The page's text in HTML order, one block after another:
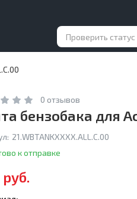
0 отзывов
бензобака для
21.WBTANKXXXX.ALL.C.00
к отправке